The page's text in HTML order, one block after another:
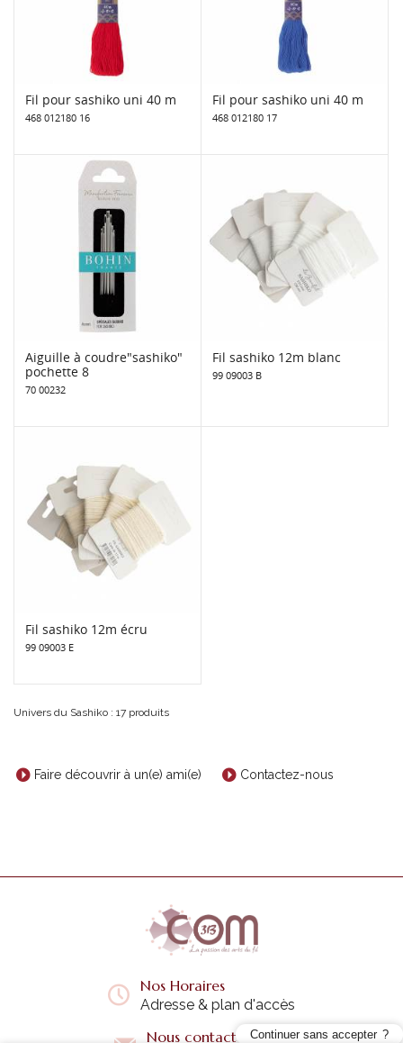
Fil pour sashiko uni 40 m
468 012180 16
Fil pour sashiko uni 40 m
468 012180 17
Aiguille à coudre"sashiko"
pochette 8
70 00232
Fil sashiko 12m blanc
99 09003 B
Fil sashiko 12m écru
99 09003 E
Univers du Sashiko : 17 produits
Faire découvrir à un(e) ami(e) Contactez-nous
Nos Horaires
Adresse & plan d'accès
Nous contacter Continuer sans accepter